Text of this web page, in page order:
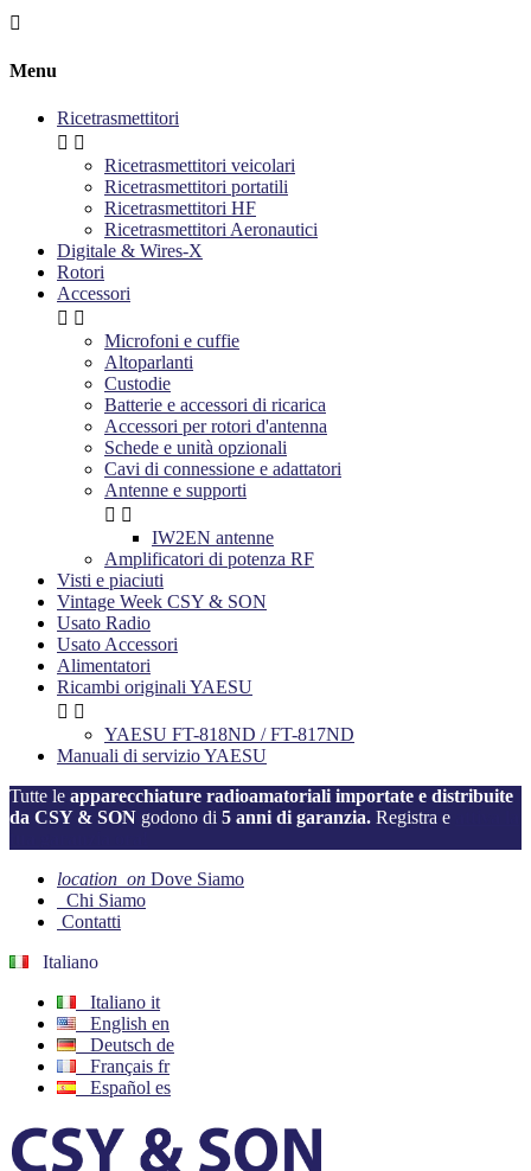

Menu
Ricetrasmettitori
 
Ricetrasmettitori veicolari
Ricetrasmettitori portatili
Ricetrasmettitori HF
Ricetrasmettitori Aeronautici
Digitale & Wires-X
Rotori
Accessori
 
Microfoni e cuffie
Altoparlanti
Custodie
Batterie e accessori di ricarica
Accessori per rotori d'antenna
Schede e unità opzionali
Cavi di connessione e adattatori
Antenne e supporti
 
IW2EN antenne
Amplificatori di potenza RF
Visti e piaciuti
Vintage Week CSY & SON
Usato Radio
Usato Accessori
Alimentatori
Ricambi originali YAESU
 
YAESU FT-818ND / FT-817ND
Manuali di servizio YAESU
Tutte le apparecchiature radioamatoriali importate e distribuite
da CSY & SON godono di 5 anni di garanzia. Registra e
location_on Dove Siamo
Chi Siamo
Contatti
Italiano
Italiano it
English en
Deutsch de
Français fr
Español es